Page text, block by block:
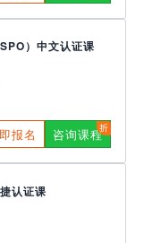
）中文认证课
报名 咨询课程
认证课